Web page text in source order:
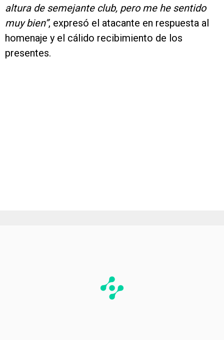
altura de semejante club, pero me he sentido
muy bien”, expresó el atacante en respuesta al
homenaje y el cálido recibimiento de los
presentes.